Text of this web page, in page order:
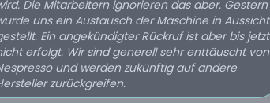
Die Mitarbeitern ignorieren das aber. Gestern
uns ein Austausch der Maschine in Aussicht
Ein angekündigter Rückruf ist aber bis jetzt
erfolgt. Wir sind generell sehr enttäuscht von
und werden zukünftig auf andere
zurückgreifen.